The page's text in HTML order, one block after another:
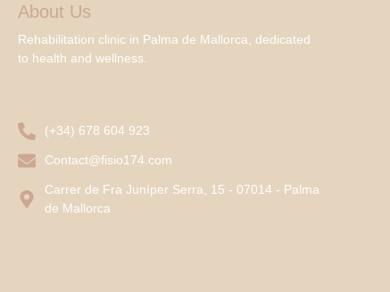
About Us
Rehabilitation clinic in Palma de Mallorca, dedicated
to health and wellness.
(+34) 678 604 923
Contact@fisio174.com
Carrer de Fra Juníper Serra, 15 - 07014 - Palma
de Mallorca